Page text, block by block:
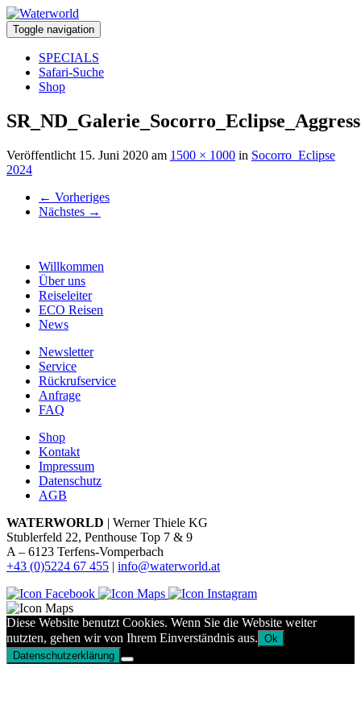
Toggle navigation
SPECIALS
Safari-Suche
Shop
Veröffentlicht 15. Juni 2020 am 1500 × 1000 in Socorro_Eclipse
2024
← Vorheriges
Nächstes →
Willkommen
Über uns
Reiseleiter
ECO Reisen
News
Newsletter
Service
Rückrufservice
Anfrage
FAQ
Shop
Kontakt
Impressum
Datenschutz
AGB
WATERWORLD | Werner Thiele KG
Stublerfeld 22, Penthouse Top 7 & 9
A – 6123 Terfens-Vomperbach
+43 (0)5224 67 455 | info@waterworld.at
Diese Website benutzt Cookies. Wenn Sie die Website weiter
nutzten, gehen wir von Ihrem Einverständnis aus. Ok
Datenschutzerklärung